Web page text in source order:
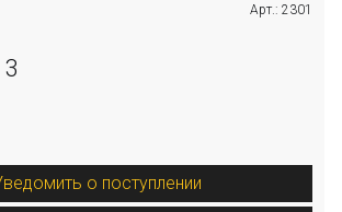
Арт.: 2301
3
о поступлении